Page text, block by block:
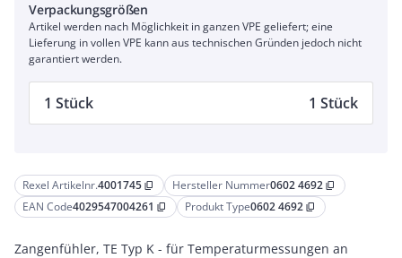
Rexel Artikelnr.4001745 content_copy Hersteller Nummer0602 4692 content_copy
EAN Code4029547004261 content_copy Produkt Type0602 4692 content_copy
Zangenfühler, TE Typ K - für Temperaturmessungen an
Verpackungsgrößen
Artikel werden nach Möglichkeit in ganzen VPE geliefert; eine
Lieferung in vollen VPE kann aus technischen Gründen jedoch nicht
garantiert werden.
1 Stück 1 Stück